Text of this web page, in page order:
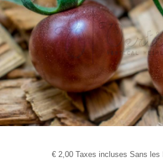
€2,00 Taxes incluses Sans les